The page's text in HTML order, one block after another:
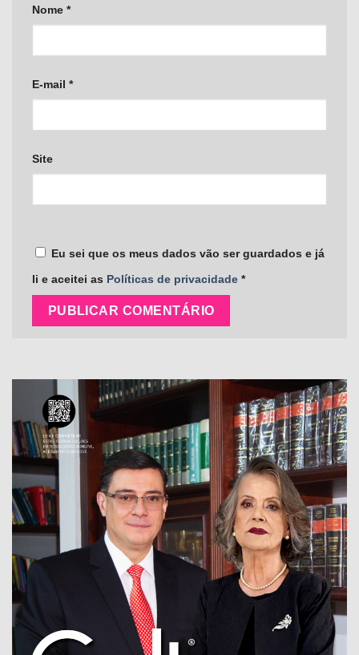
Nome *
E-mail *
Site
Eu sei que os meus dados vão ser guardados e já
li e aceitei as Políticas de privacidade *